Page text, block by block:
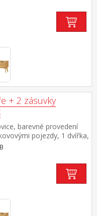
+ 2 zásuvky
barevné provedení
pojezdy, 1 dvířka,
kabelů